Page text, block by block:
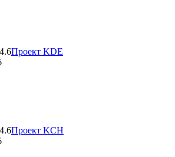
Проект KDE
Проект KCH